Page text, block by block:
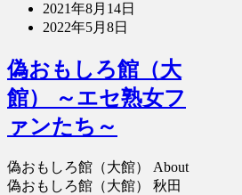
2021年8月14日
2022年5月8日
偽おもしろ館（大
館） ～エセ熟女フ
ァンたち～
偽おもしろ館（大館） About
偽おもしろ館（大館） 秋田